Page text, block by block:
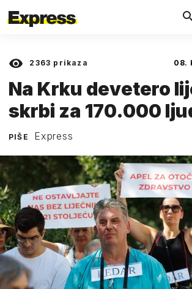
2363 prikaza 08.
Na Krku devetero
skrbi za 170.000
PIŠE Express